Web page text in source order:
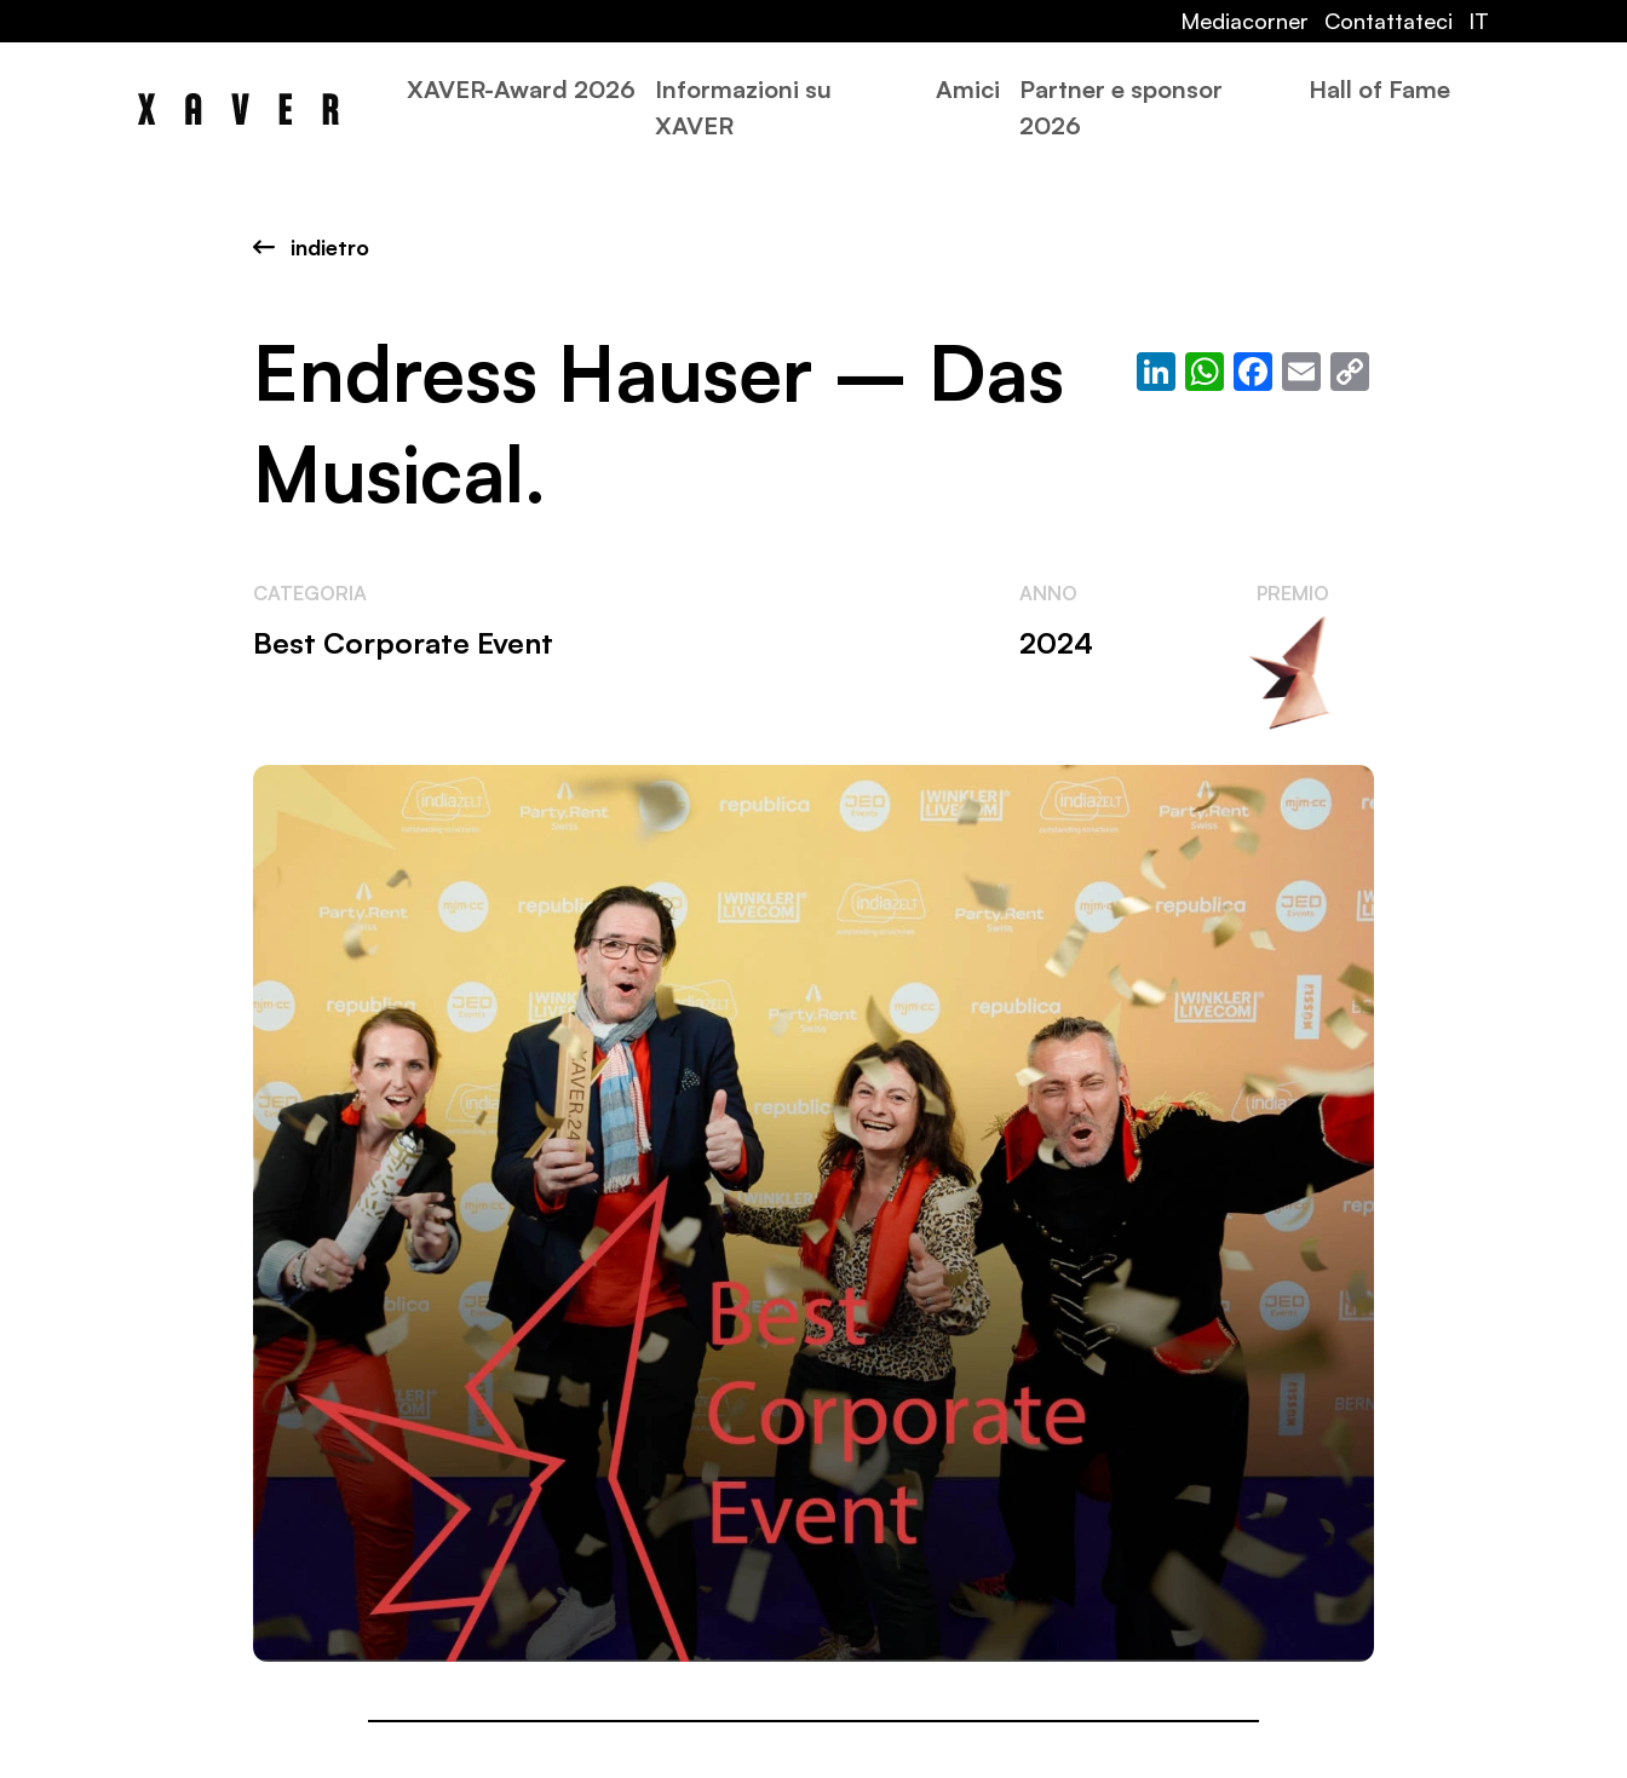
Mediacorner Contattateci IT
XAVER-Award 2026
Informazioni su
XAVER
Amici
Partner e sponsor
2026
Hall of Fame
indietro
Endress Hauser – Das
Musical.
LinkedIn
WhatsApp
Facebook
EmailCopy
CATEGORIA
Best Corporate Event
ANNO
2024
PREMIO